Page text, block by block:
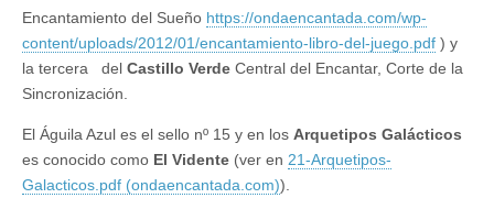
Encantamiento del Sueño https://ondaencantada.com/wp-
content/uploads/2012/01/encantamiento-libro-del-juego.pdf ) y
la tercera del Castillo Verde Central del Encantar, Corte de la
Sincronización.
El Águila Azul es el sello nº 15 y en los Arquetipos Galácticos
es conocido como El Vidente (ver en 21-Arquetipos-
Galacticos.pdf (ondaencantada.com)).